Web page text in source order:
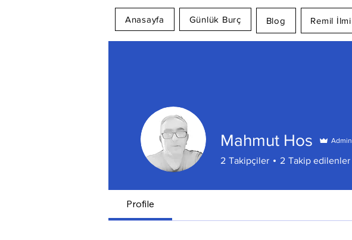
Anasayfa Günlük Burç Blog Remil İlmi
Mahmut Hos Admin
2 Takipçiler 2 Takip edilenler
Profile